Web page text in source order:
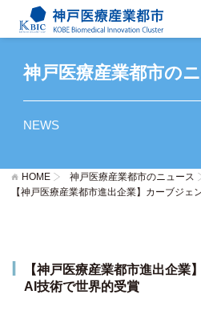
神戸医療産業都市の
NEWS
HOME
神戸医療産業都市のニュース
【神戸医療産業都市進出企業】カーブジェ
【神戸医療産業都市進出企業
AI技術で世界的受賞